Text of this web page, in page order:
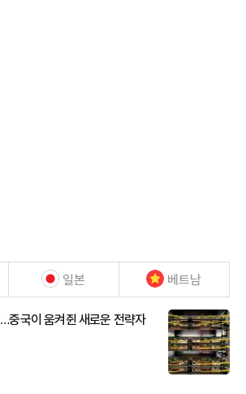
일본 베트남
중국이 움켜쥔 새로운 전략자